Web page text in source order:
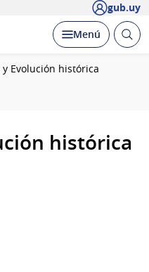
gub.uy
Desplegar
Menú Abrir
y Evolución histórica
histórica